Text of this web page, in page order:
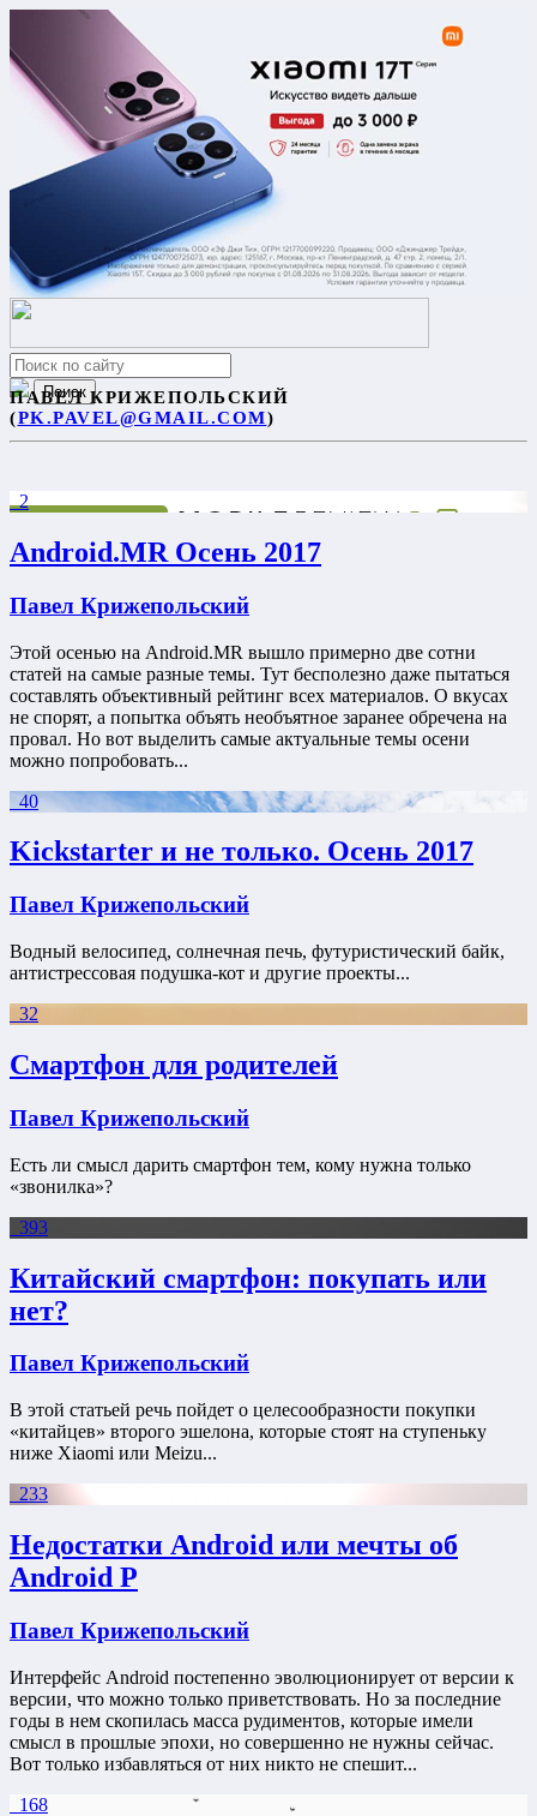
ПАВЕЛ КРИЖЕПОЛЬСКИЙ
(PK.PAVEL@GMAIL.COM)
2
Android.MR Осень 2017
Павел Крижепольский
Этой осенью на Android.MR вышло примерно две сотни
статей на самые разные темы. Тут бесполезно даже пытаться
составлять объективный рейтинг всех материалов. О вкусах
не спорят, а попытка объять необъятное заранее обречена на
провал. Но вот выделить самые актуальные темы осени
можно попробовать...
40
Kickstarter и не только. Осень 2017
Павел Крижепольский
Водный велосипед, солнечная печь, футуристический байк,
антистрессовая подушка-кот и другие проекты...
32
Смартфон для родителей
Павел Крижепольский
Есть ли смысл дарить смартфон тем, кому нужна только
«звонилка»?
393
Китайский смартфон: покупать или
нет?
Павел Крижепольский
В этой статьей речь пойдет о целесообразности покупки
«китайцев» второго эшелона, которые стоят на ступеньку
ниже Xiaomi или Meizu...
233
Недостатки Android или мечты об
Android P
Павел Крижепольский
Интерфейс Android постепенно эволюционирует от версии к
версии, что можно только приветствовать. Но за последние
годы в нем скопилась масса рудиментов, которые имели
смысл в прошлые эпохи, но совершенно не нужны сейчас.
Вот только избавляться от них никто не спешит...
168